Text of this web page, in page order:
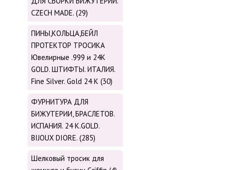
CZECH MADE. (29)
ПИНЫ,КОЛЬЦА,БЕЙЛ
ПРОТЕКТОР ТРОСИКА
Ювелирные .999 и 24К
GOLD. ШТИФТЫ. ИТАЛИЯ.
Fine Silver. Gold 24 K (30)
ФУРНИТУРА ДЛЯ
БИЖУТЕРИИ, БРАСЛЕТОВ.
ИСПАНИЯ. 24 K.GOLD.
BIJOUX DIORE. (285)
Шелковый тросик для